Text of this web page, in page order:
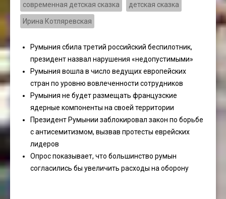
современная детская сказка детская сказка
Ирина Котляревская
Румыния сбила третий российский беспилотник,
президент назвал нарушения «недопустимыми»
Румыния вошла в число ведущих европейских
стран по уровню вовлеченности сотрудников
Румыния не будет размещать французские
ядерные компоненты на своей территории
Президент Румынии заблокировал закон по борьбе
с антисемитизмом, вызвав протесты еврейских
лидеров
Опрос показывает, что большинство румын
согласились бы увеличить расходы на оборону